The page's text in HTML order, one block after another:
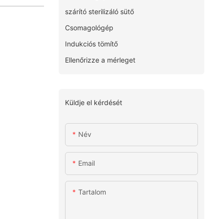
szárító sterilizáló sütő
Csomagológép
Indukciós tömítő
Ellenőrizze a mérleget
Küldje el kérdését
Név
Email
Tartalom